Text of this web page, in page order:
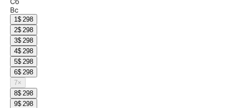
Вс
1$ 298
2$ 298
3$ 298
4$ 298
5$ 298
6$ 298
7×
8$ 298
9$ 298